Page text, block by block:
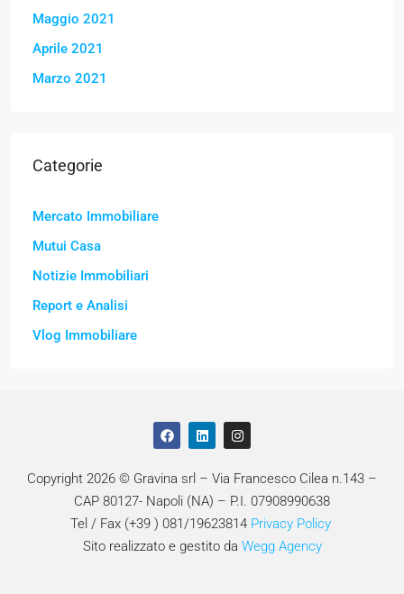
Maggio 2021
Aprile 2021
Marzo 2021
Categorie
Mercato Immobiliare
Mutui Casa
Notizie Immobiliari
Report e Analisi
Vlog Immobiliare
Copyright 2026 © Gravina srl – Via Francesco Cilea n.143 –
CAP 80127- Napoli (NA) – P.I. 07908990638
Tel / Fax (+39 ) 081/19623814 Privacy Policy
Sito realizzato e gestito da Wegg Agency